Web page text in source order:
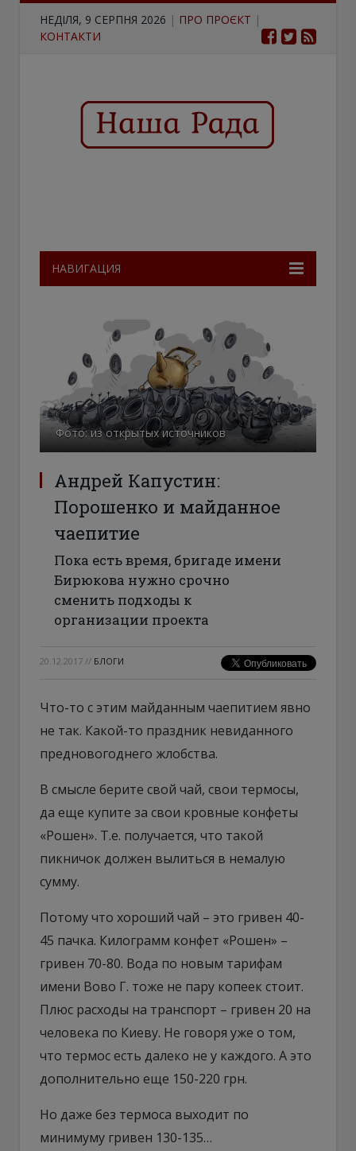
НЕДІЛЯ, 9 СЕРПНЯ 2026 | ПРО ПРОЄКТ |
КОНТАКТИ
НАВИГАЦИЯ
Фото: из открытых источников
Андрей Капустин:
Порошенко и майданное
чаепитие
Пока есть время, бригаде имени
Бирюкова нужно срочно
сменить подходы к
организации проекта
20.12.2017 // БЛОГИ
Что-то с этим майданным чаепитием явно
не так. Какой-то праздник невиданного
предновогоднего жлобства.
В смысле берите свой чай, свои термосы,
да еще купите за свои кровные конфеты
«Рошен». Т.е. получается, что такой
пикничок должен вылиться в немалую
сумму.
Потому что хороший чай – это гривен 40-
45 пачка. Килограмм конфет «Рошен» –
гривен 70-80. Вода по новым тарифам
имени Вово Г. тоже не пару копеек стоит.
Плюс расходы на транспорт – гривен 20 на
человека по Киеву. Не говоря уже о том,
что термос есть далеко не у каждого. А это
дополнительно еще 150-220 грн.
Но даже без термоса выходит по
минимуму гривен 130-135…